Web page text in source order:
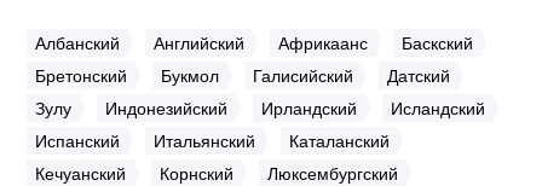
Албанский Английский Африкаанс
Баскский
Бретонский
Букмол Галисийский
Датский
Зулу
Индонезийский Ирландский
Исландский
Испанский
Итальянский
Каталанский
Кечуанский
Корнский
Люксембургский